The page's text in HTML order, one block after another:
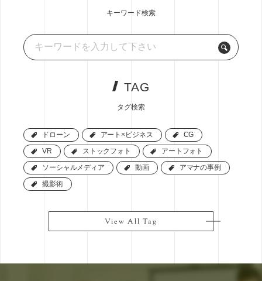
キーワード検索
TAG
タグ検索
ドローン
ドローン アート×ビジネス
アート×ビジネス CG
CG
VR
VR ストックフォト
ストックフォト アートフォト
アートフォト
ソーシャルメディア
ソーシャルメディア 動画
動画 アマナの事例
アマナの事例
撮影術
撮影術
View All Tag
View All Tag